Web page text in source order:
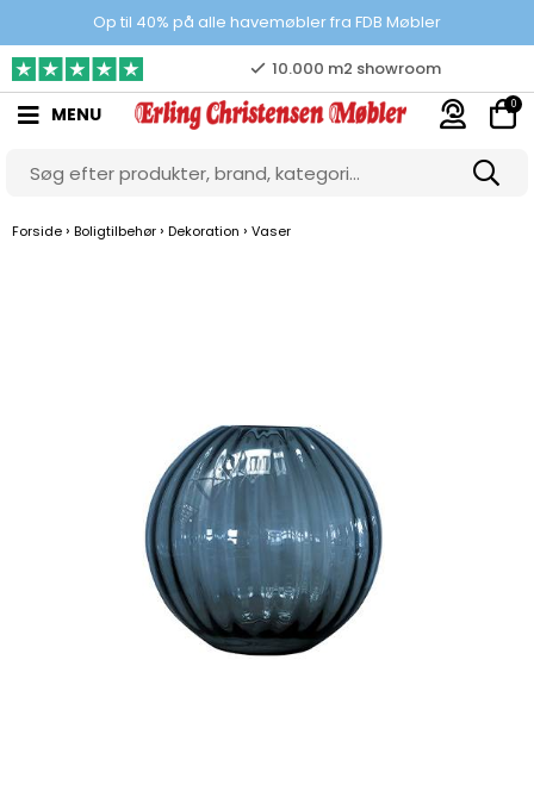
Op til 40% på alle havemøbler fra FDB Møbler
Prisgaranti
10.000 m2 showroom
Gratis & gode parkeringsforhold
MENU 0
Forside › Boligtilbehør › Dekoration › Vaser